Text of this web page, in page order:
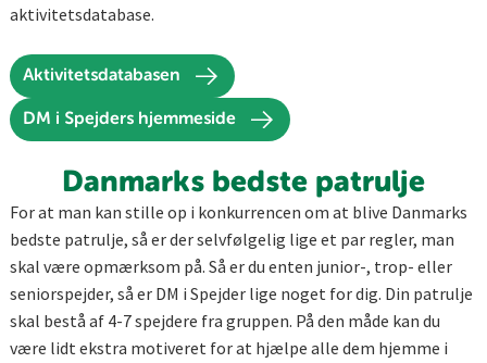
aktivitetsdatabase.
Aktivitetsdatabasen
DM i Spejders hjemmeside
Danmarks bedste patrulje
For at man kan stille op i konkurrencen om at blive Danmarks
bedste patrulje, så er der selvfølgelig lige et par regler, man
skal være opmærksom på. Så er du enten junior-, trop- eller
seniorspejder, så er DM i Spejder lige noget for dig. Din patrulje
skal bestå af 4-7 spejdere fra gruppen. På den måde kan du
være lidt ekstra motiveret for at hjælpe alle dem hjemme i